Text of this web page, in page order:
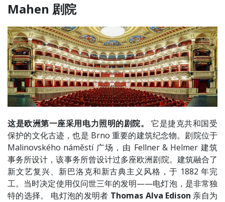
Mahen 剧院
这是欧洲第一座采用电力照明的剧院。
它是捷克共和国受
保护的文化古迹，也是 Brno 重要的建筑纪念物。剧院位于
Malinovského náměstí 广场，由 Fellner & Helmer 建筑
事务所设计，该事务所曾设计过多座欧洲剧院。建筑融合了
新文艺复兴、新巴洛克和新古典主义风格，于 1882 年完
工。当时决定使用仅问世三年的发明——电灯泡，是非常独
特的选择。 电灯泡的发明者 Thomas Alva Edison 亲自为